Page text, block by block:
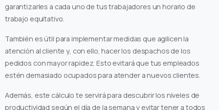
garantizarles a cada uno de tus trabajadores un horario de
trabajo equitativo.
También es útil para implementar medidas que agilicen la
atención al cliente y, con ello, hacer los despachos de los
pedidos con mayor rapidez. Esto evitará que tus empleados
estén demasiado ocupados para atender a nuevos clientes.
Además, este cálculo te servirá para descubrir los niveles de
productividad según el día de la semana y evitar tener a todos